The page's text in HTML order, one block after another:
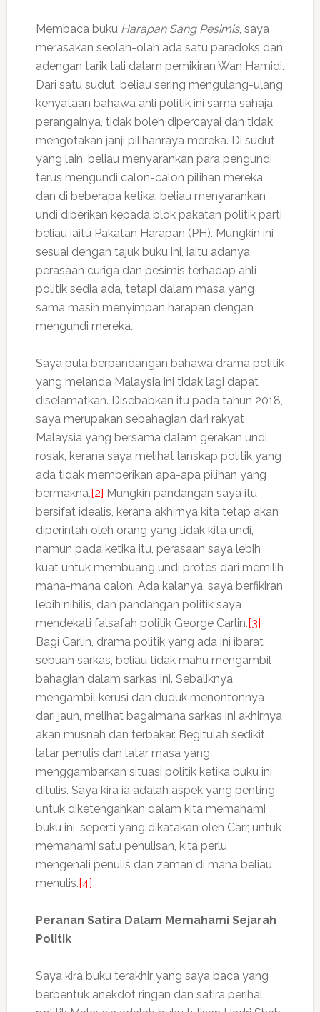
Membaca buku Harapan Sang Pesimis, saya
merasakan seolah-olah ada satu paradoks dan
adengan tarik tali dalam pemikiran Wan Hamidi.
Dari satu sudut, beliau sering mengulang-ulang
kenyataan bahawa ahli politik ini sama sahaja
perangainya, tidak boleh dipercayai dan tidak
mengotakan janji pilihanraya mereka. Di sudut
yang lain, beliau menyarankan para pengundi
terus mengundi calon-calon pilihan mereka,
dan di beberapa ketika, beliau menyarankan
undi diberikan kepada blok pakatan politik parti
beliau iaitu Pakatan Harapan (PH). Mungkin ini
sesuai dengan tajuk buku ini, iaitu adanya
perasaan curiga dan pesimis terhadap ahli
politik sedia ada, tetapi dalam masa yang
sama masih menyimpan harapan dengan
mengundi mereka.
Saya pula berpandangan bahawa drama politik
yang melanda Malaysia ini tidak lagi dapat
diselamatkan. Disebabkan itu pada tahun 2018,
saya merupakan sebahagian dari rakyat
Malaysia yang bersama dalam gerakan undi
rosak, kerana saya melihat lanskap politik yang
ada tidak memberikan apa-apa pilihan yang
bermakna. [2] Mungkin pandangan saya itu
bersifat idealis, kerana akhirnya kita tetap akan
diperintah oleh orang yang tidak kita undi,
namun pada ketika itu, perasaan saya lebih
kuat untuk membuang undi protes dari memilih
mana-mana calon. Ada kalanya, saya berfikiran
lebih nihilis, dan pandangan politik saya
mendekati falsafah politik George Carlin. [3]
Bagi Carlin, drama politik yang ada ini ibarat
sebuah sarkas, beliau tidak mahu mengambil
bahagian dalam sarkas ini. Sebaliknya
mengambil kerusi dan duduk menontonnya
dari jauh, melihat bagaimana sarkas ini akhirnya
akan musnah dan terbakar. Begitulah sedikit
latar penulis dan latar masa yang
menggambarkan situasi politik ketika buku ini
ditulis. Saya kira ia adalah aspek yang penting
untuk diketengahkan dalam kita memahami
buku ini, seperti yang dikatakan oleh Carr, untuk
memahami satu penulisan, kita perlu
mengenali penulis dan zaman di mana beliau
menulis. [4]
Peranan Satira Dalam Memahami Sejarah
Politik
Saya kira buku terakhir yang saya baca yang
berbentuk anekdot ringan dan satira perihal